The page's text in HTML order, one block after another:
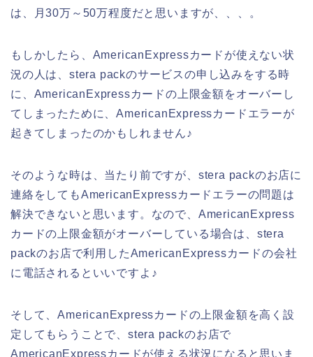
は、月30万～50万程度だと思いますが、、、。
もしかしたら、AmericanExpressカードが使えない状
況の人は、stera packのサービスの申し込みをする時
に、AmericanExpressカードの上限金額をオーバーし
てしまったために、AmericanExpressカードエラーが
起きてしまったのかもしれません♪
そのような時は、当たり前ですが、stera packのお店に
連絡をしてもAmericanExpressカードエラーの問題は
解決できないと思います。なので、AmericanExpress
カードの上限金額がオーバーしている場合は、stera
packのお店で利用したAmericanExpressカードの会社
に電話されるといいですよ♪
そして、AmericanExpressカードの上限金額を高く設
定してもらうことで、stera packのお店で
AmericanExpressカードが使える状況になると思いま